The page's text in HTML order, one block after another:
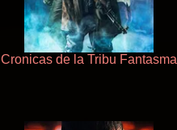
Cronicas de la Tribu Fantasma